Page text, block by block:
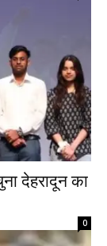
देहरादून का
0